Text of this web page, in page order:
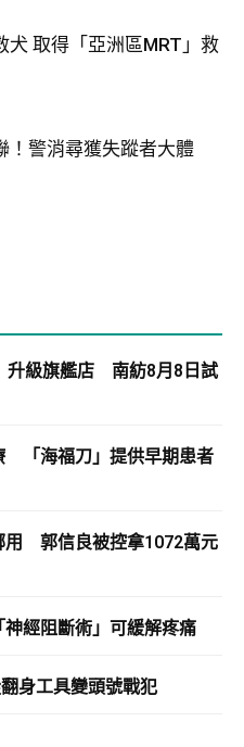
犬 取得「亞洲區MRT」救
！警消尋獲失蹤者大體
升級旗艦店 南紡8月8日試
「海福刀」提供早期患者
用 郭信良被控拿1072萬元
經阻斷術」可緩解疼痛
身工具變頭號戰犯